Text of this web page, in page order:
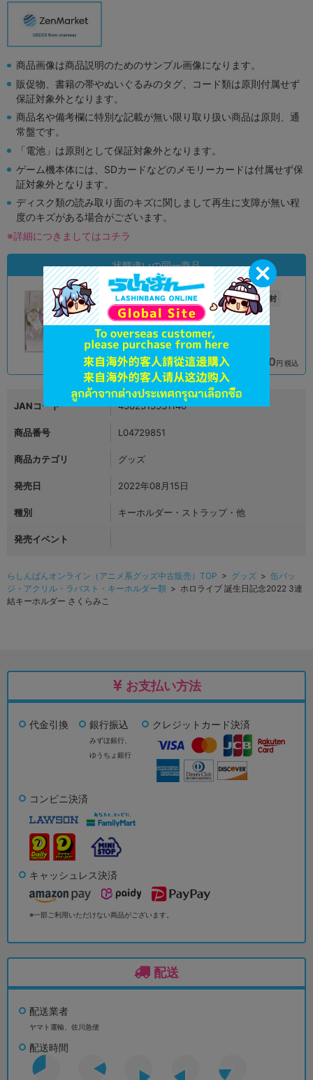
商品画像は商品説明のためのサンプル画像になります。
販促物、書籍の帯やぬいぐるみのタグ、コード類は原則付属せず
保証対象外となります。
商品名や備考欄に特別な記載が無い限り取り扱い商品は原則、通
常盤です。
「電池」は原則として保証対象外となります。
ゲーム機本体には、SDカードなどのメモリーカードは付属せず保
証対象外となります。
ディスク類の読み取り面のキズに関しまして再生に支障が無い程
度のキズがある場合がございます。
※詳細につきましてはコチラ
状態違いの同一商品
状態 :
所沢店
在庫あり 1,584円 税込
状態 :未開封
豊橋店
在庫あり 1,290円 税込
JANコード 4582515531140
商品番号 L04729851
商品カテゴリ グッズ
発売日 2022年08月15日
種別 キーホルダー・ストラップ・他
発売イベント
らしんばんオンライン（アニメ系グッズ中古販売）TOP > グッズ > 缶バッ
ジ・アクリル・ラバスト・キーホルダー類 > ホロライブ 誕生日記念2022 3連
結キーホルダー さくらみこ
お支払い方法
代金引換 銀行振込
みずほ銀行、
ゆうちょ銀行
クレジットカード決済
コンビニ決済
キャッシュレス決済
※一部ご利用いただけない商品がございます。
配送
配送業者
ヤマト運輸、佐川急便
配送時間